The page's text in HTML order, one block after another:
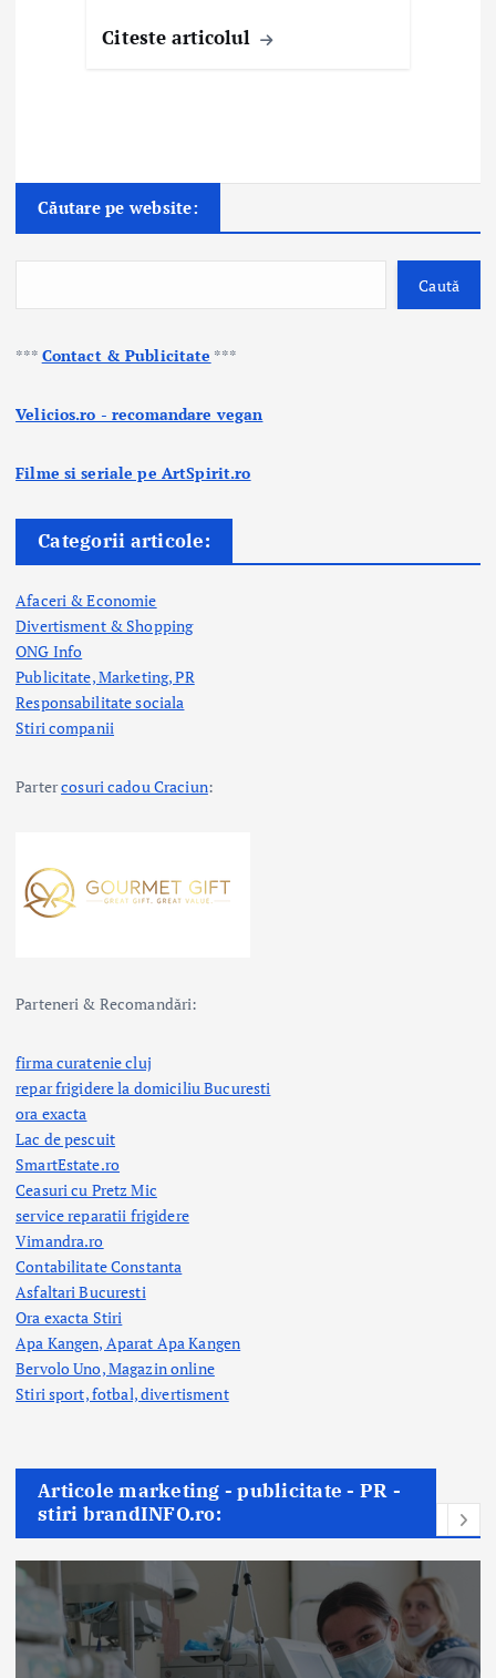
Citeste articolul
Căutare pe website:
Caută
*** Contact & Publicitate ***
Velicios.ro - recomandare vegan
Filme si seriale pe ArtSpirit.ro
Categorii articole:
Afaceri & Economie
Divertisment & Shopping
ONG Info
Publicitate, Marketing, PR
Responsabilitate sociala
Stiri companii
Partercosuri cadou Craciun:
Parteneri & Recomandări:
firma curatenie cluj
repar frigidere la domiciliu Bucuresti
ora exacta
Lac de pescuit
SmartEstate.ro
Ceasuri cu Pretz Mic
service reparatii frigidere
Vimandra.ro
Contabilitate Constanta
Asfaltari Bucuresti
Ora exacta Stiri
Apa Kangen, Aparat Apa Kangen
Bervolo Uno, Magazin online
Stiri sport, fotbal,divertisment
Articole marketing - publicitate - PR -
stiri brandINFO.ro: